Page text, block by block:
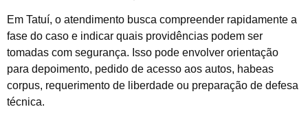
Em Tatuí, o atendimento busca compreender rapidamente a
fase do caso e indicar quais providências podem ser
tomadas com segurança. Isso pode envolver orientação
para depoimento, pedido de acesso aos autos, habeas
corpus, requerimento de liberdade ou preparação de defesa
técnica.